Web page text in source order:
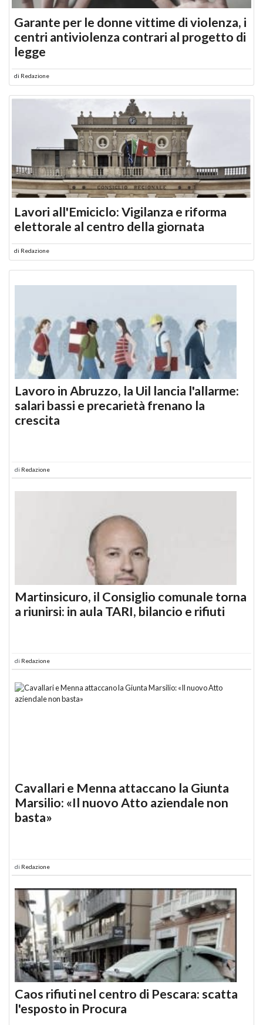
Garante per le donne vittime di violenza, i
centri antiviolenza contrari al progetto di
legge
di Redazione
Lavori all'Emiciclo: Vigilanza e riforma
elettorale al centro della giornata
di Redazione
Lavoro in Abruzzo, la Uil lancia l'allarme:
salari bassi e precarietà frenano la
crescita
di Redazione
Martinsicuro, il Consiglio comunale torna
a riunirsi: in aula TARI, bilancio e rifiuti
di Redazione
Cavallari e Menna attaccano la Giunta
Marsilio: «Il nuovo Atto aziendale non
basta»
di Redazione
Caos rifiuti nel centro di Pescara: scatta
l'esposto in Procura